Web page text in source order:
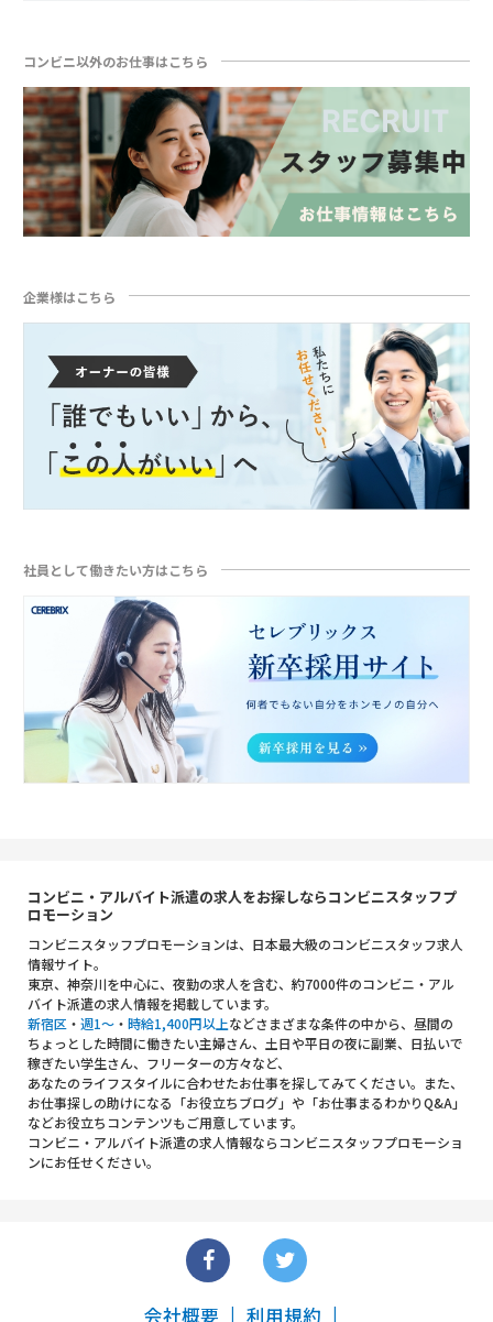
コンビニ以外のお仕事はこちら
企業様はこちら
社員として働きたい方はこちら
コンビニ・アルバイト派遣の求人をお探しならコンビニスタッフプ
ロモーション
コンビニスタッフプロモーションは、日本最大級のコンビニスタッフ求人
情報サイト。
東京、神奈川を中心に、夜勤の求人を含む、約7000件のコンビニ・アル
バイト派遣の求人情報を掲載しています。
新宿区 ・ 週1～ ・ 時給1,400円以上などさまざまな条件の中から、昼間の
ちょっとした時間に働きたい主婦さん、土日や平日の夜に副業、日払いで
稼ぎたい学生さん、フリーターの方々など、
あなたのライフスタイルに合わせたお仕事を探してみてください。また、
お仕事探しの助けになる「お役立ちブログ」や「お仕事まるわかりQ&A」
などお役立ちコンテンツもご用意しています。
コンビニ・アルバイト派遣の求人情報ならコンビニスタッフプロモーショ
ンにお任せください。
会社概要 利用規約